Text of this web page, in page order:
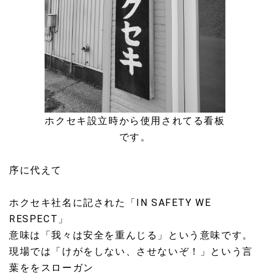
ホクセキ設立時から使用されてる看板
です。
序に代えて
ホクセキ社名に記された「IN SAFETY WE
RESPECT」
意味は「我々は安全を重んじる」という意味です。
現場では「けがをしない、させないぞ！」という言
葉ををスローガン